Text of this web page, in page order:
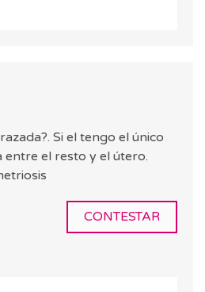
Si el tengo el único
entre el resto y el útero.
CONTESTAR